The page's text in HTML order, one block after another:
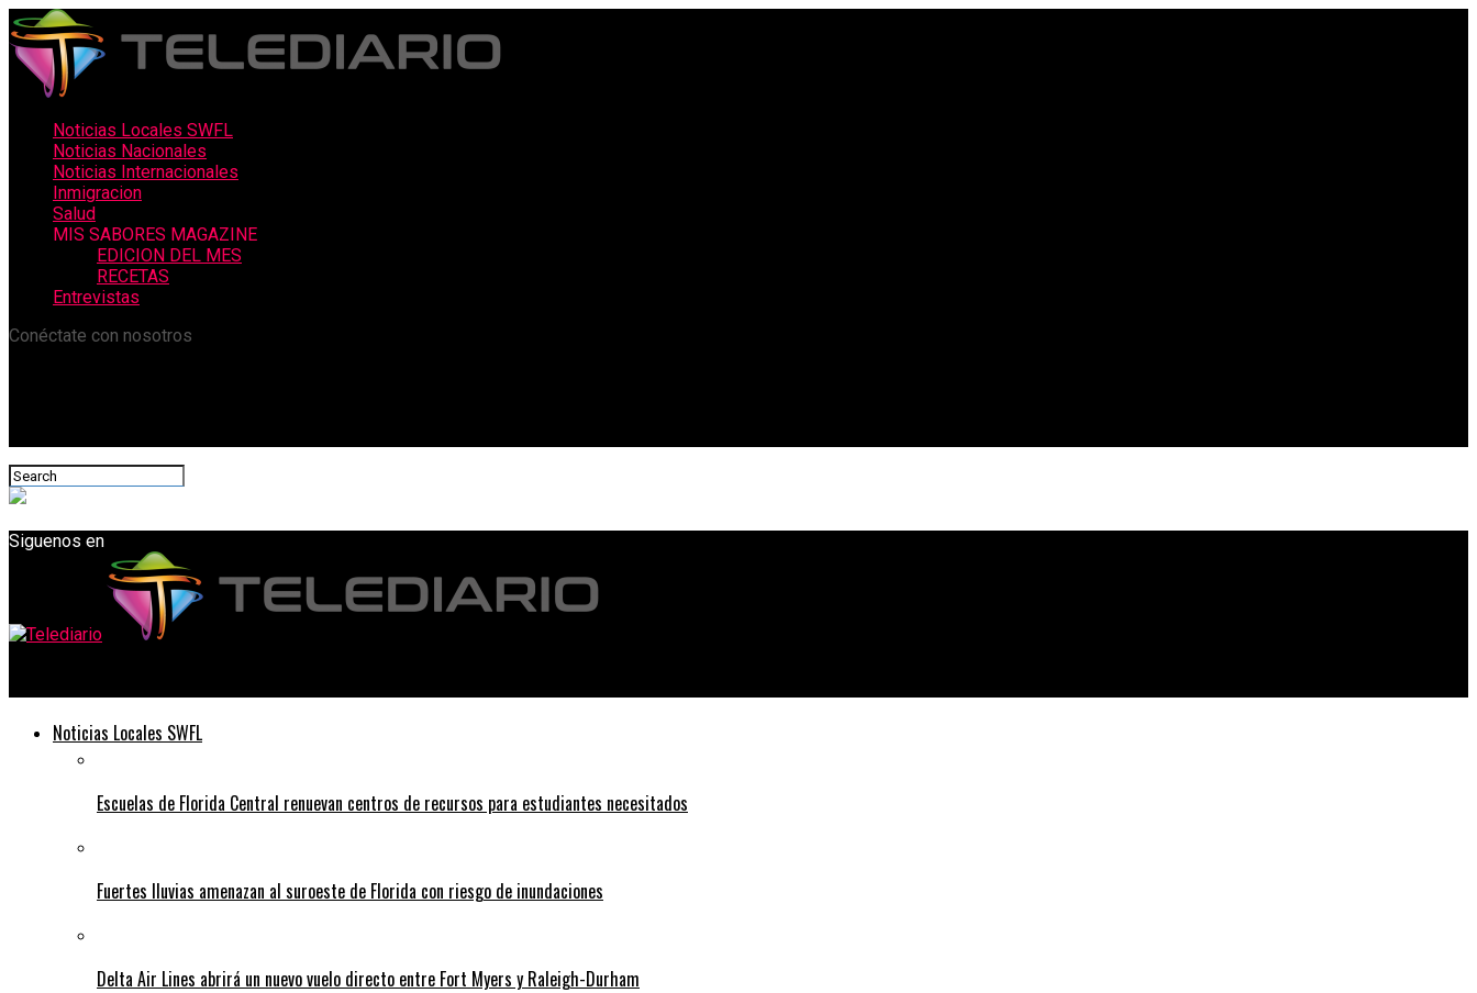
Noticias Locales SWFL
Noticias Nacionales
Noticias Internacionales
Inmigracion
Salud
MIS SABORES MAGAZINE
EDICION DEL MES
RECETAS
Entrevistas
Conéctate con nosotros
Siguenos en
Noticias Locales SWFL
Escuelas de Florida Central renuevan centros de recursos para estudiantes necesitados
Fuertes lluvias amenazan al suroeste de Florida con riesgo de inundaciones
Delta Air Lines abrirá un nuevo vuelo directo entre Fort Myers y Raleigh-Durham